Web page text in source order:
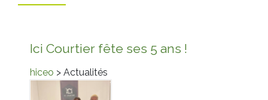
Ici Courtier fête ses 5 ans !
hiceo > Actualités